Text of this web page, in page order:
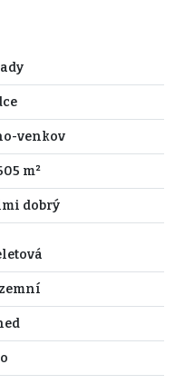
venkov
m²
dobrý